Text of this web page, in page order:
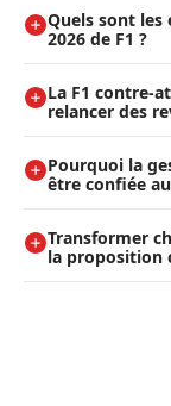
Quels sont les
2026 de F1 ?
La F1 contre-
relancer des
Pourquoi la
être confiée
Transformer
la proposition